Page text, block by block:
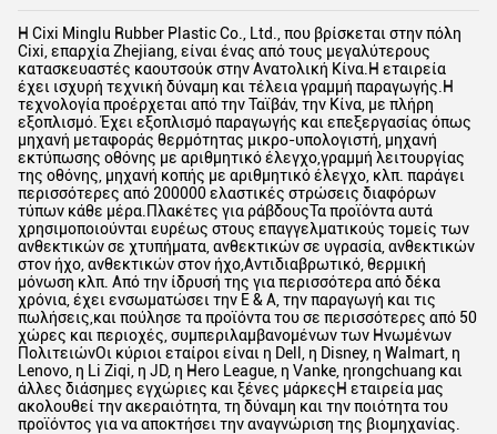
Η Cixi Minglu Rubber Plastic Co., Ltd., που βρίσκεται στην πόλη
Cixi, επαρχία Zhejiang, είναι ένας από τους μεγαλύτερους
κατασκευαστές καουτσούκ στην Ανατολική Κίνα.Η εταιρεία
έχει ισχυρή τεχνική δύναμη και τέλεια γραμμή παραγωγής.Η
τεχνολογία προέρχεται από την Ταϊβάν, την Κίνα, με πλήρη
εξοπλισμό. Έχει εξοπλισμό παραγωγής και επεξεργασίας όπως
μηχανή μεταφοράς θερμότητας μικρο-υπολογιστή, μηχανή
εκτύπωσης οθόνης με αριθμητικό έλεγχο,γραμμή λειτουργίας
της οθόνης, μηχανή κοπής με αριθμητικό έλεγχο, κλπ. παράγει
περισσότερες από 200000 ελαστικές στρώσεις διαφόρων
τύπων κάθε μέρα.Πλακέτες για ράβδουςΤα προϊόντα αυτά
χρησιμοποιούνται ευρέως στους επαγγελματικούς τομείς των
ανθεκτικών σε χτυπήματα, ανθεκτικών σε υγρασία, ανθεκτικών
στον ήχο, ανθεκτικών στον ήχο,Αντιδιαβρωτικό, θερμική
μόνωση κλπ. Από την ίδρυσή της για περισσότερα από δέκα
χρόνια, έχει ενσωματώσει την Ε & Α, την παραγωγή και τις
πωλήσεις,και πούλησε τα προϊόντα του σε περισσότερες από 50
χώρες και περιοχές, συμπεριλαμβανομένων των Ηνωμένων
ΠολιτειώνΟι κύριοι εταίροι είναι η Dell, η Disney, η Walmart, η
Lenovo, η Li Ziqi, η JD, η Hero League, η Vanke, ηrongchuang και
άλλες διάσημες εγχώριες και ξένες μάρκεςΗ εταιρεία μας
ακολουθεί την ακεραιότητα, τη δύναμη και την ποιότητα του
προϊόντος για να αποκτήσει την αναγνώριση της βιομηχανίας.